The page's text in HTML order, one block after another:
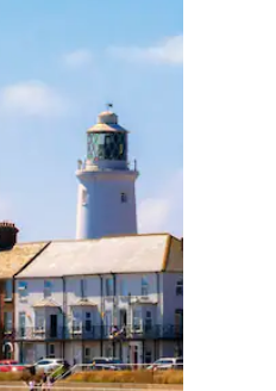
ისრებით ან შეხებისა თუ თითის